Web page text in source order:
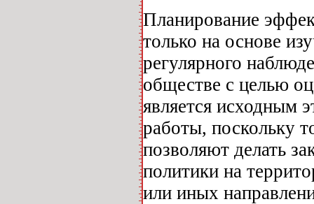
Планирование
только на основе
регулярного
обществе с целью
является исходным
работы, поскольку
позволяют делать
политики на
или иных